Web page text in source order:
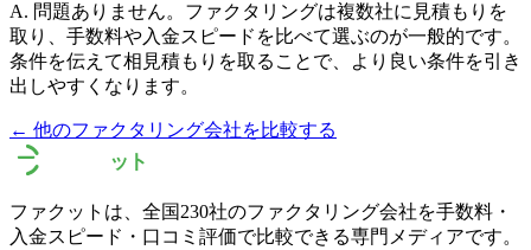
A. 問題ありません。ファクタリングは複数社に見積もりを
取り、手数料や入金スピードを比べて選ぶのが一般的です。
条件を伝えて相見積もりを取ることで、より良い条件を引き
出しやすくなります。
← 他のファクタリング会社を比較する
ファクットは、全国230社のファクタリング会社を手数料・
入金スピード・口コミ評価で比較できる専門メディアです。